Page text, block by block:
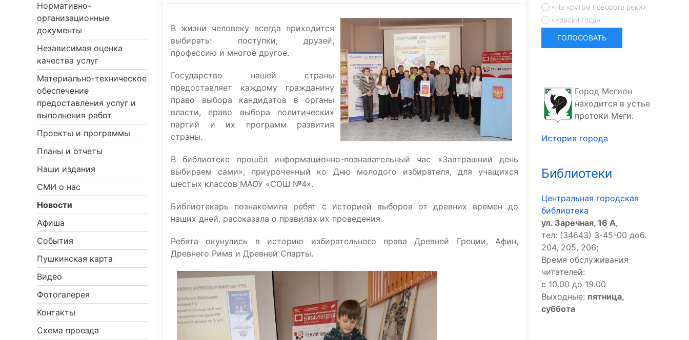
Нормативно-
организационные
документы
Независимая оценка
качества услуг
Материально-техническое
обеспечение
предоставления услуг и
выполнения работ
Проекты и программы
Планы и отчеты
Наши издания
СМИ о нас
Новости
Афиша
События
Пушкинская карта
Видео
Фотогалерея
Контакты
Схема проезда
В жизни человеку всегда приходится
выбирать: поступки, друзей,
профессию и многое другое.
Государство нашей страны
предоставляет каждому гражданину
право выбора кандидатов в органы
власти, право выбора политических
партий и их программ развития
страны.
В библиотеке прошёл информационно-познавательный час «Завтрашний день
выбираем сами», приуроченный ко Дню молодого избирателя, для учащихся
шестых классов МАОУ «СОШ №4».
Библиотекарь познакомила ребят с историей выборов от древних времен до
наших дней, рассказала о правилах их проведения.
Ребята окунулись в историю избирательного права Древней Греции, Афин,
Древнего Рима и Древней Спарты.
«На крутом повороте реки»
«Краски года»
Город Мегион
находится в устье
протоки Меги.
История города
Библиотеки
Центральная городская
библиотека
ул. Заречная, 16 А,
тел: (34643) 3-45-00 доб.
204, 205, 206;
Время обслуживания
читателей:
с 10.00 до 19.00
Выходные: пятница,
суббота